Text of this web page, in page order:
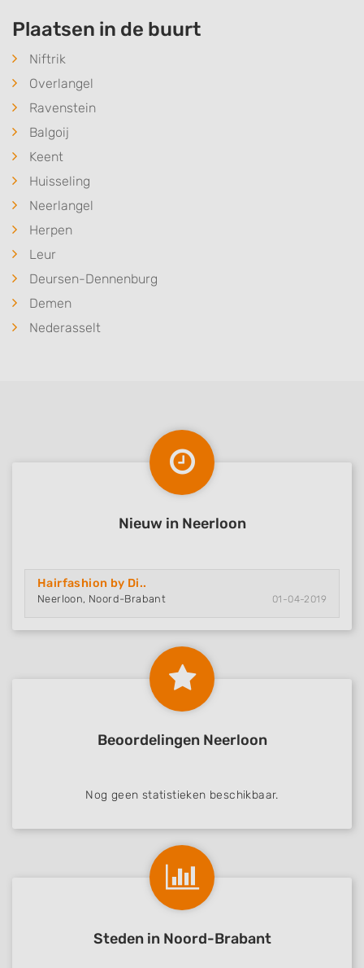
Plaatsen in de buurt
Niftrik
Overlangel
Ravenstein
Balgoij
Keent
Huisseling
Neerlangel
Herpen
Leur
Deursen-Dennenburg
Demen
Nederasselt
Nieuw in Neerloon
Hairfashion by Di..
Neerloon, Noord-Brabant 01-04-2019
Beoordelingen Neerloon
Nog geen statistieken beschikbaar.
Steden in Noord-Brabant